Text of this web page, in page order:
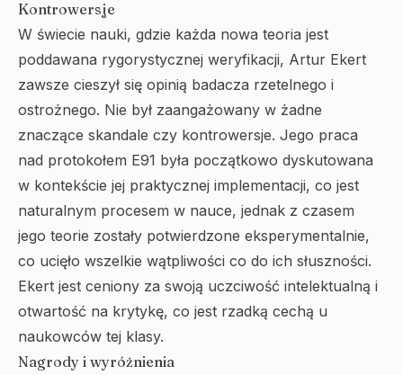
Kontrowersje
W świecie nauki, gdzie każda nowa teoria jest
poddawana rygorystycznej weryfikacji, Artur Ekert
zawsze cieszył się opinią badacza rzetelnego i
ostrożnego. Nie był zaangażowany w żadne
znaczące skandale czy kontrowersje. Jego praca
nad protokołem E91 była początkowo dyskutowana
w kontekście jej praktycznej implementacji, co jest
naturalnym procesem w nauce, jednak z czasem
jego teorie zostały potwierdzone eksperymentalnie,
co ucięło wszelkie wątpliwości co do ich słuszności.
Ekert jest ceniony za swoją uczciwość intelektualną i
otwartość na krytykę, co jest rzadką cechą u
naukowców tej klasy.
Nagrody i wyróżnienia